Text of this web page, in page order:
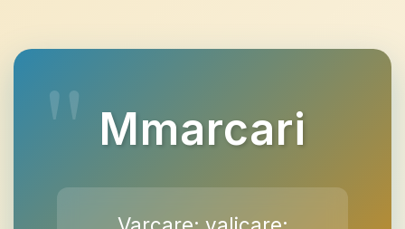
Mmarcari